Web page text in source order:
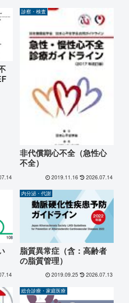
診察・検査
非代償期心不全（急性心
不全）
2019.11.16 2026.07.14
内分泌・代謝
脂質異常症（含：高齢者
の脂質管理）
2019.09.25 2026.07.13
総合診療・家庭医療